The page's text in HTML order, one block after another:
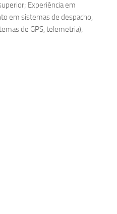
Experiência em
em sistemas de despacho,
de GPS, telemetria);